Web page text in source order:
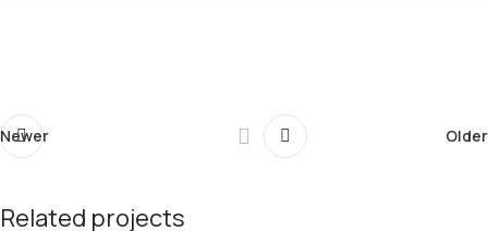
Newer Older
Related projects